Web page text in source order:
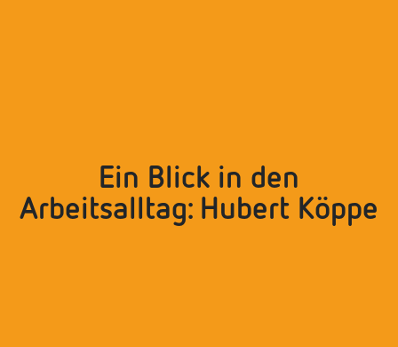
Ein Blick in den
Arbeitsalltag: Hubert Köppe